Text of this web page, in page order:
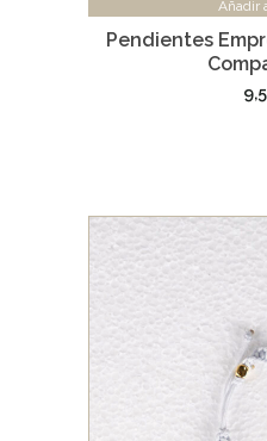
Añadir
Pendientes